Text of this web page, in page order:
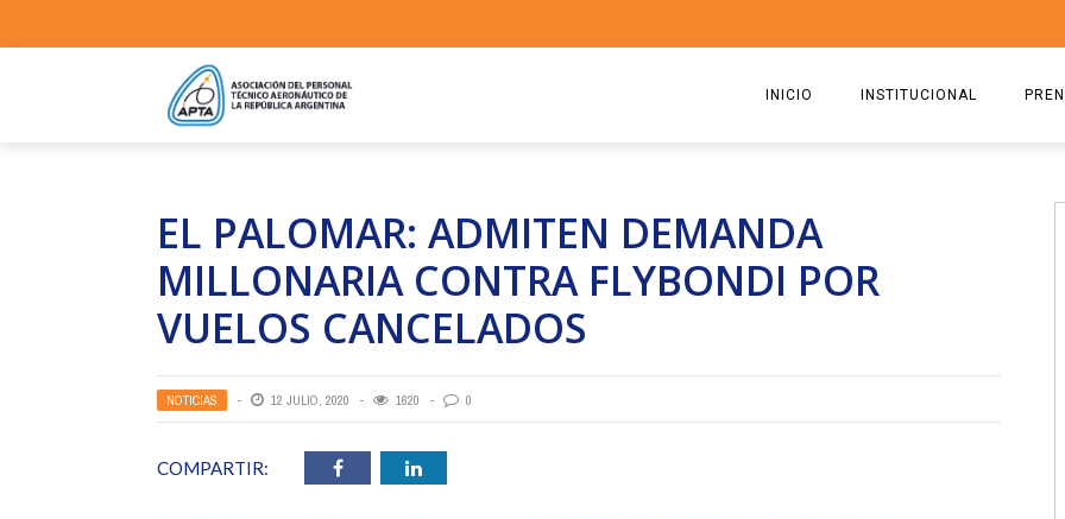
INICIO INSTITUCIONAL
COMISIÓN DIRECTIVA 2023-
EL PALOMAR: ADMITEN DEMANDA
MILLONARIA CONTRA FLYBONDI POR
VUELOS CANCELADOS
NOTICIAS 12 JULIO, 2020 1620 0
COMPARTIR: